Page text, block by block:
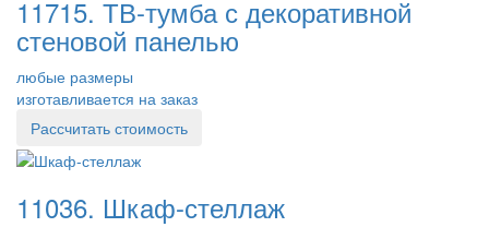
11715. ТВ-тумба с декоративной
стеновой панелью
любые размеры
изготавливается на заказ
Рассчитать стоимость
11036. Шкаф-стеллаж